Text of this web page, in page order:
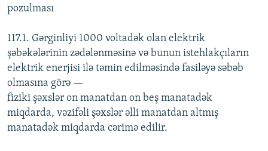
pozulması
117.1. Gərginliyi 1000 voltadək olan elektrik
şəbəkələrinin zədələnməsinə və bunun istehlakçıların
elektrik enerjisi ilə təmin edilməsində fasiləyə səbəb
olmasına görə —
fiziki şəxslər on manatdan on beş manatadək
miqdarda, vəzifəli şəxslər əlli manatdan altmış
manatadək miqdarda cərimə edilir.